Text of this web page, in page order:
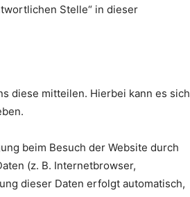
Stelle“ in dieser
diese mitteilen. Hierbei kann es sich
beim Besuch der Website durch
(z. B. Internetbrowser,
dieser Daten erfolgt automatisch,